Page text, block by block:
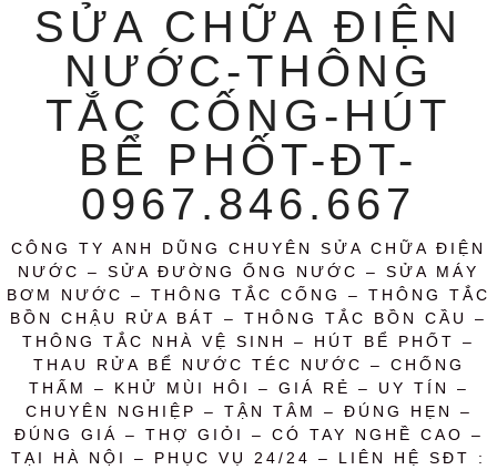
SỬA CHỮA ĐIỆN
NƯỚC-THÔNG
TẮC CỐNG-HÚT
BỂ PHỐT-ĐT-
0967.846.667
CÔNG TY ANH DŨNG CHUYÊN SỬA CHỮA ĐIỆN
NƯỚC – SỬA ĐƯỜNG ỐNG NƯỚC – SỬA MÁY
BƠM NƯỚC – THÔNG TẮC CỐNG – THÔNG TẮC
BỒN CHẬU RỬA BÁT – THÔNG TẮC BỒN CẦU –
THÔNG TẮC NHÀ VỆ SINH – HÚT BỂ PHỐT –
THAU RỬA BỂ NƯỚC TÉC NƯỚC – CHỐNG
THẤM – KHỬ MÙI HÔI – GIÁ RẺ – UY TÍN –
CHUYÊN NGHIỆP – TẬN TÂM – ĐÚNG HẸN –
ĐÚNG GIÁ – THỢ GIỎI – CÓ TAY NGHỀ CAO –
TẠI HÀ NỘI – PHỤC VỤ 24/24 – LIÊN HỆ SĐT :